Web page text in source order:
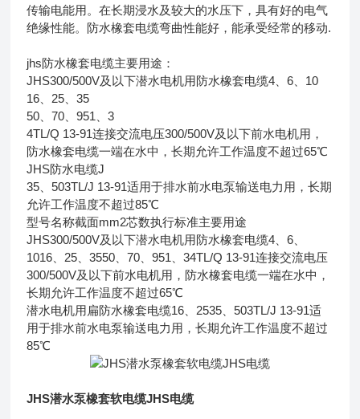
传输电能用。在长期浸水及较大的水压下，具有好的电气
绝缘性能。防水橡套电缆弯曲性能好，能承受经常的移动.
jhs防水橡套电缆主要用途：
JHS300/500V及以下潜水电机用防水橡套电缆4、6、10
16、25、35
50、70、951、3
4TL/Q 13-91连接交流电压300/500V及以下前水电机用，
防水橡套电缆一端在水中，长期允许工作温度不超过65℃
JHS防水电缆J
35、503TL/J 13-91适用于排水前水电泵输送电力用，长期
允许工作温度不超过85℃
型号名称截面mm2芯数执行标准主要用途
JHS300/500V及以下潜水电机用防水橡套电缆4、6、
1016、25、3550、70、951、34TL/Q 13-91连接交流电压
300/500V及以下前水电机用，防水橡套电缆一端在水中，
长期允许工作温度不超过65℃
潜水电机用扁防水橡套电缆16、2535、503TL/J 13-91适
用于排水前水电泵输送电力用，长期允许工作温度不超过
85℃
JHS潜水泵橡套软电缆JHS电缆